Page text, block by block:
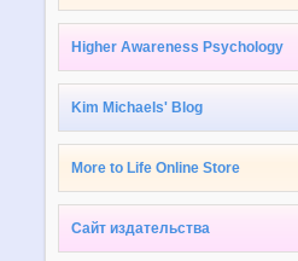
Higher Awareness Psychology
Kim Michaels' Blog
More to Life Online Store
Сайт издательства